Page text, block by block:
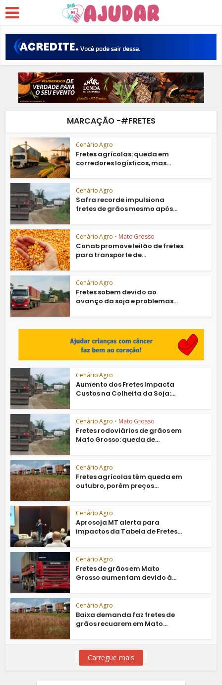
MARCAÇÃO -#FRETES
Cenário Agro
Fretes agrícolas: queda em
corredores logísticos, mas...
Cenário Agro
Safra recorde impulsiona
fretes de grãos mesmo após...
Cenário Agro • Mato Grosso
Conab promove leilão de fretes
para transporte de...
Cenário Agro
Fretes sobem devido ao
avanço da soja e problemas...
Cenário Agro
Aumento dos Fretes Impacta
Custos na Colheita da Soja:...
Cenário Agro • Mato Grosso
Fretes rodoviários de grãos em
Mato Grosso: queda de...
Cenário Agro
Fretes agrícolas têm queda em
outubro, porém preços...
Cenário Agro
Aprosoja MT alerta para
impactos da Tabela de Fretes...
Cenário Agro
Fretes de grãos em Mato
Grosso aumentam devido à...
Cenário Agro
Baixa demanda faz fretes de
grãos recuarem em Mato...
Carregue mais